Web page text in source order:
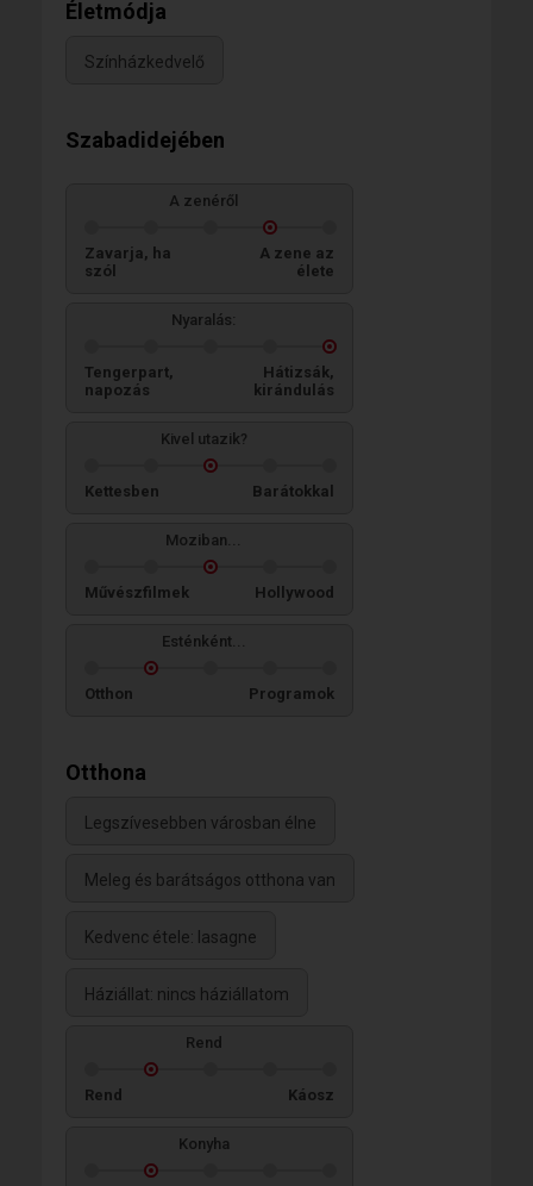
Életmódja
Színházkedvelő
Szabadidejében
A zenéről
Zavarja, ha
szól
A zene az
élete
Nyaralás:
Tengerpart,
napozás
Hátizsák,
kirándulás
Kivel utazik?
Kettesben Barátokkal
Moziban...
Művészfilmek Hollywood
Esténként...
Otthon Programok
Otthona
Legszívesebben városban élne
Meleg és barátságos otthona van
Kedvenc étele: lasagne
Háziállat: nincs háziállatom
Rend
Rend Káosz
Konyha